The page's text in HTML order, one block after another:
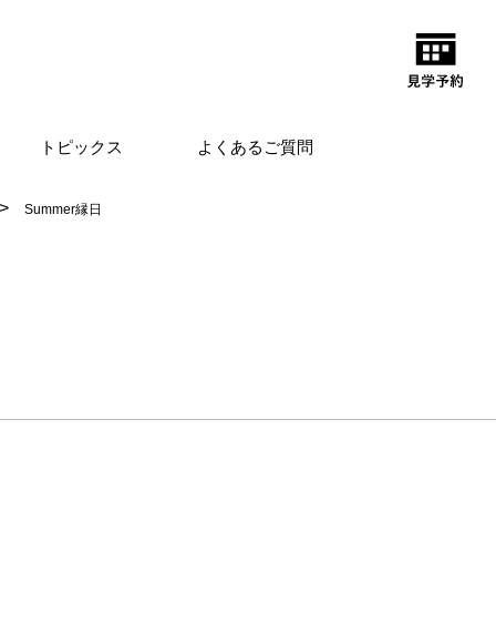
トピックス よくあるご質問
Summer縁日